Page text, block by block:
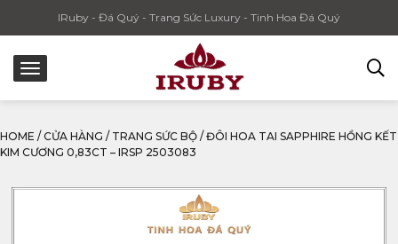
IRuby - Đá Quý - Trang Sức Luxury - Tinh Hoa Đá Quý
HOME / CỬA HÀNG / TRANG SỨC BỘ / ĐÔI HOA TAI SAPPHIRE HỒNG KẾT
KIM CƯƠNG 0,83CT – IRSP 2503083